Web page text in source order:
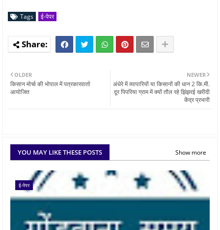
Tags ई-पेपर
NEWER
अंधेरे में व्यापारियों या किसानों की धान 2 कि.मी.
दूर पिपरिया ग्राम में क्यों तौल रहे झिंझरई खरीदी
केंद्र प्रभारी
OLDER
किसान मोर्चा की भोपाल में पत्रकारवार्ता
आयोजित
YOU MAY LIKE THESE POSTS Show more
ई-पेपर